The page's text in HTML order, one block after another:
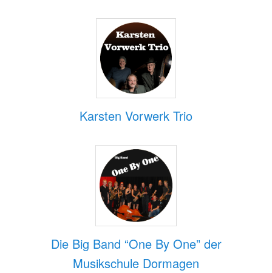
Karsten Vorwerk Trio
Die Big Band “One By One” der
Musikschule Dormagen